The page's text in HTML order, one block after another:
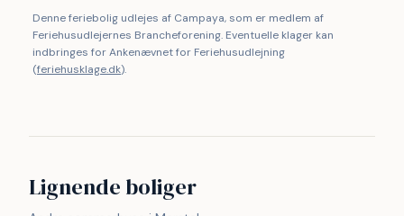
Denne feriebolig udlejes af Campaya, som er medlem af
Feriehusudlejernes Brancheforening. Eventuelle klager kan
indbringes for Ankenævnet for Feriehusudlejning
(feriehusklage.dk).
Lignende boliger